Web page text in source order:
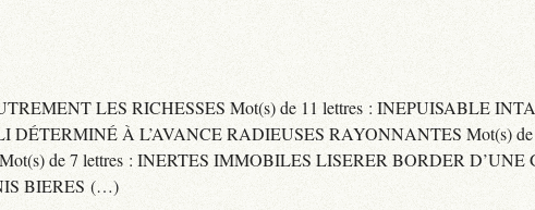
LES RICHESSES Mot(s) de 11 lettres : INEPUISABLE
DÉTERMINÉ À L’AVANCE RADIEUSES RAYONNANTES Mot(s)
de 7 lettres : INERTES IMMOBILES LISERER BORDER D’UNE
BIERES (…)